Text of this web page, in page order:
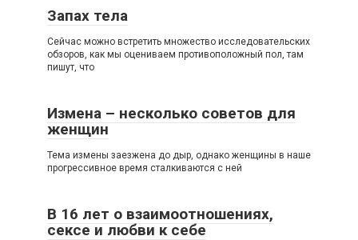
Запах тела
Сейчас можно встретить множество исследовательских
обзоров, как мы оцениваем противоположный пол, там
пишут, что
Измена – несколько советов для
женщин
Тема измены заезжена до дыр, однако женщины в наше
прогрессивное время сталкиваются с ней
В 16 лет о взаимоотношениях,
сексе и любви к себе